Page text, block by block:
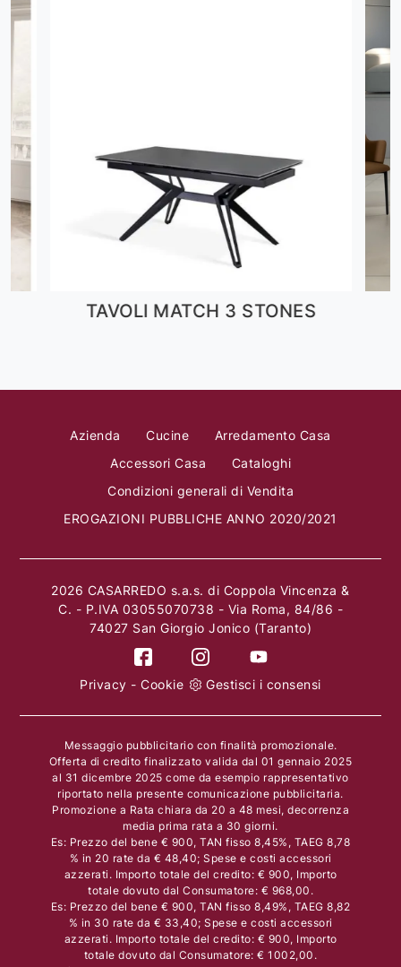
TAVOLI MATCH 3 STONES
Azienda Cucine
Arredamento Casa
Accessori Casa
Cataloghi
Condizioni generali di Vendita
EROGAZIONI PUBBLICHE ANNO 2020/2021
2026 CASARREDO s.a.s. di Coppola Vincenza &
C. - P.IVA 03055070738 - Via Roma, 84/86 -
74027 San Giorgio Jonico (Taranto)
Privacy -Cookie Gestisci i consensi
Messaggio pubblicitario con finalità promozionale.
Offerta di credito finalizzato valida dal 01 gennaio 2025
al 31 dicembre 2025 come da esempio rappresentativo
riportato nella presente comunicazione pubblicitaria.
Promozione a Rata chiara da 20 a 48 mesi, decorrenza
media prima rata a 30 giorni.
Es: Prezzo del bene € 900, TAN fisso 8,45%, TAEG 8,78
% in 20 rate da € 48,40; Spese e costi accessori
azzerati. Importo totale del credito: € 900, Importo
totale dovuto dal Consumatore: € 968,00.
Es: Prezzo del bene € 900, TAN fisso 8,49%, TAEG 8,82
% in 30 rate da € 33,40; Spese e costi accessori
azzerati. Importo totale del credito: € 900, Importo
totale dovuto dal Consumatore: € 1002,00.